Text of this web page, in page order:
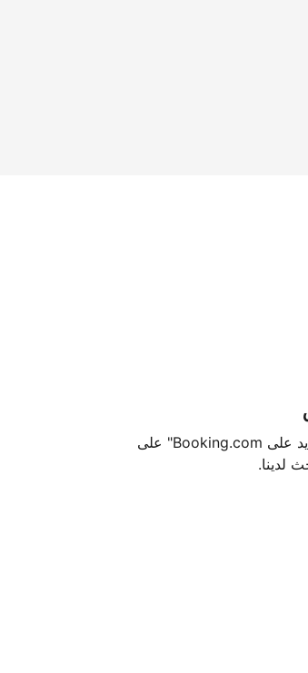
تساعدك شارة "جديد على Booking.com" على
لدينا.